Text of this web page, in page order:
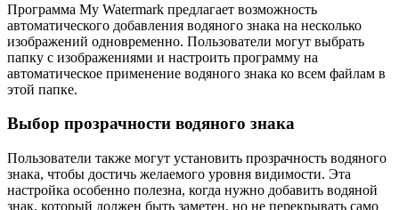
Программа My Watermark предлагает возможность
автоматического добавления водяного знака на несколько
изображений одновременно. Пользователи могут выбрать
папку с изображениями и настроить программу на
автоматическое применение водяного знака ко всем файлам в
этой папке.
Выбор прозрачности водяного знака
Пользователи также могут установить прозрачность водяного
знака, чтобы достичь желаемого уровня видимости. Эта
настройка особенно полезна, когда нужно добавить водяной
знак, который должен быть заметен, но не перекрывать само